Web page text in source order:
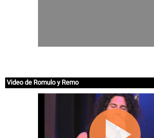
Video de Romulo y Remo